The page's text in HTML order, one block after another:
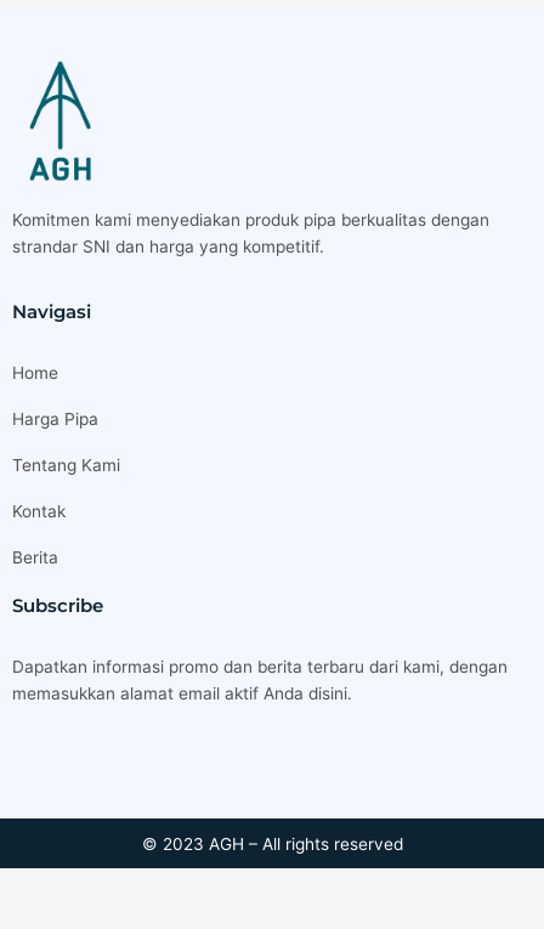
Komitmen kami menyediakan produk pipa berkualitas dengan
strandar SNI dan harga yang kompetitif.
Navigasi
Home
Harga Pipa
Tentang Kami
Kontak
Berita
Subscribe
Dapatkan informasi promo dan berita terbaru dari kami, dengan
memasukkan alamat email aktif Anda disini.
© 2023 AGH – All rights reserved